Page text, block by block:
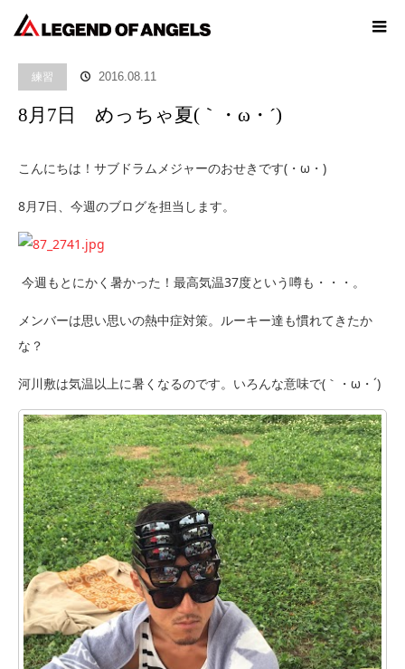
ブログ
練習 8月7日 めっちゃ夏(｀・ω・´)
練習 2016.08.11
8月7日 めっちゃ夏(｀・ω・´)
こんにちは！サブドラムメジャーのおせきです(・ω・)
8月7日、今週のブログを担当します。
今週もとにかく暑かった！最高気温37度という噂も・・・。
メンバーは思い思いの熱中症対策。ルーキー達も慣れてきたか
な？
河川敷は気温以上に暑くなるのです。いろんな意味で(｀・ω・´)